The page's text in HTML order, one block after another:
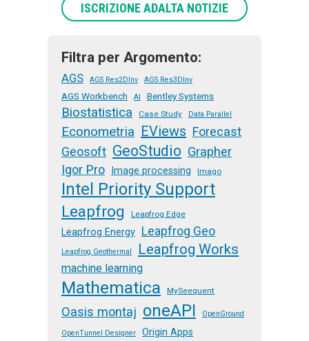
ISCRIZIONE ADALTA NOTIZIE
Filtra per Argomento:
AGS AGS Res2DInv AGS Res3DInv
AGS Workbench AI Bentley Systems
Biostatistica Case Study Data Parallel
Econometria EViews Forecast
Geosoft GeoStudio Grapher
Igor Pro
Image processing Imago
Intel Priority Support
Leapfrog Leapfrog Edge
Leapfrog Energy Leapfrog Geo
Leapfrog Geothermal Leapfrog Works
machine learning
Mathematica MySeequent
Oasis montaj oneAPI OpenGround
OpenTunnel Designer Origin Apps